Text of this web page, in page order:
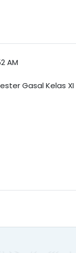
AM
Gasal Kelas XI